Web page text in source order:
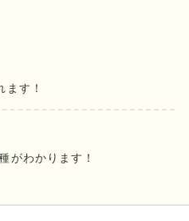
す！
がわかります！